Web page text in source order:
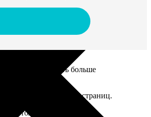
размер чуть больше
быть от 20 до 100 страниц.
толщина 1 мм.